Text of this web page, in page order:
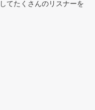
てたくさんのリスナーを